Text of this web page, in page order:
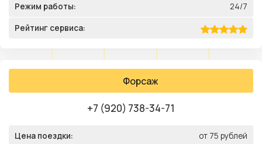
Режим работы: 24/7
Рейтинг сервиса:
Форсаж
+7 (920) 738-34-71
Цена поездки: от 75 рублей